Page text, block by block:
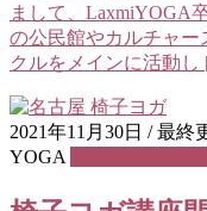
まして、LaxmiYOGA
の公民館やカルチャ
クルをメインに活動
2021年11月30日 / 最終
YOGA